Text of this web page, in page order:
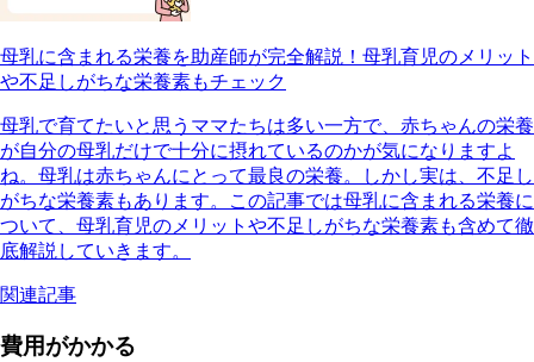
母乳に含まれる栄養を助産師が完全解説！母乳育児のメリット
や不足しがちな栄養素もチェック
母乳で育てたいと思うママたちは多い一方で、赤ちゃんの栄養
が自分の母乳だけで十分に摂れているのかが気になりますよ
ね。母乳は赤ちゃんにとって最良の栄養。しかし実は、不足し
がちな栄養素もあります。この記事では母乳に含まれる栄養に
ついて、母乳育児のメリットや不足しがちな栄養素も含めて徹
底解説していきます。
関連記事
費用がかかる